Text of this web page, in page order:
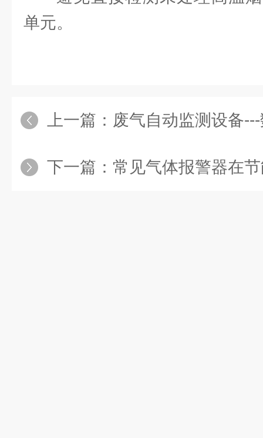
单元‌。
上一篇： 废气自动监测设备---数
下一篇： 常见气体报警器在